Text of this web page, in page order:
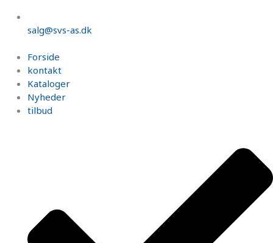
salg@svs-as.dk
Forside
kontakt
Kataloger
Nyheder
tilbud